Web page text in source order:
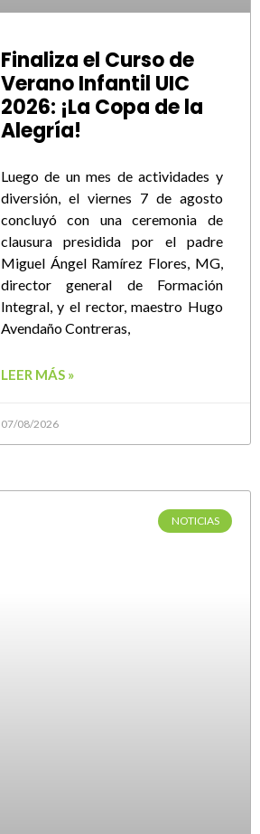
Finaliza el Curso de
Verano Infantil UIC
2026: ¡La Copa de la
Alegría!
Luego de un mes de actividades y
diversión, el viernes 7 de agosto
concluyó con una ceremonia de
clausura presidida por el padre
Miguel Ángel Ramírez Flores, MG,
director general de Formación
Integral, y el rector, maestro Hugo
Avendaño Contreras,
LEER MÁS »
07/08/2026
NOTICIAS